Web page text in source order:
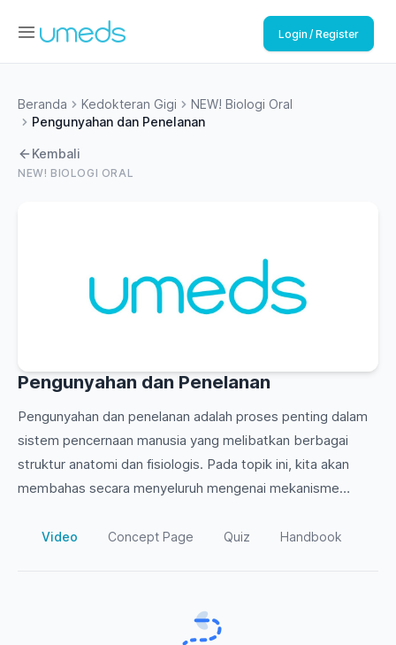
Login / Register
Beranda Kedokteran Gigi
NEW! Biologi Oral
Pengunyahan dan Penelanan
NEW! BIOLOGI ORAL
Kembali
Pengunyahan dan Penelanan
Pengunyahan dan penelanan adalah proses penting dalam
sistem pencernaan manusia yang melibatkan berbagai
struktur anatomi dan fisiologis. Pada topik ini, kita akan
membahas secara menyeluruh mengenai mekanisme
dan lidah, serta bagaimana makanan diubah menjadi bolus
faring hingga masuknya makanan ke dalam esofagus.
Jangan lewatkan pembahasan mengenai gangguan yang
Video Concept Page Quiz Handbook